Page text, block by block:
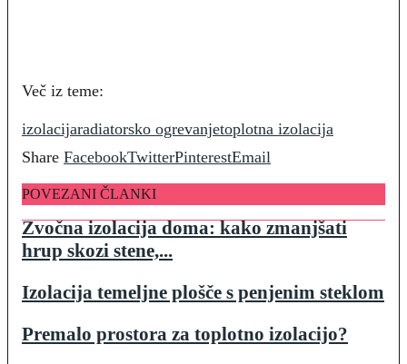
Več iz teme:
izolacijaradiatorsko ogrevanjetoplotna izolacija
Share FacebookTwitterPinterestEmail
POVEZANI ČLANKI
Zvočna izolacija doma: kako zmanjšati
hrup skozi stene,...
Izolacija temeljne plošče s penjenim steklom
Premalo prostora za toplotno izolacijo?